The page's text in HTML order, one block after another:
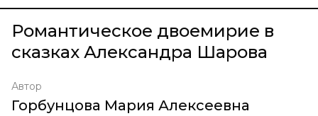
Романтическое двоемирие в
сказках Александра Шарова
Автор
Горбунцова Мария Алексеевна